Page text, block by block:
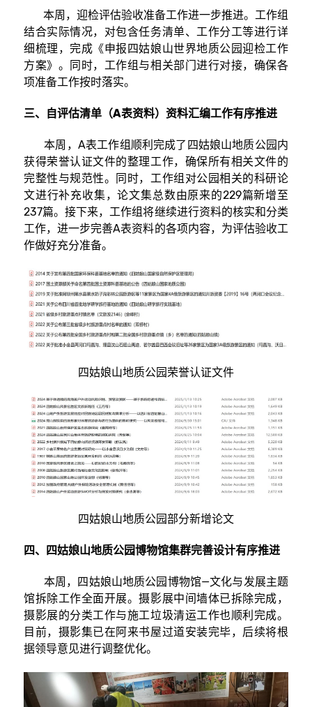
本周，迎检评估验收准备工作进一步推进。工作组
结合实际情况，对包含任务清单、工作分工等进行详
细梳理，完成《申报四姑娘山世界地质公园迎检工作
方案》。同时，工作组与相关部门进行对接，确保各
项准备工作按时落实。
三、自评估清单（A表资料）资料汇编工作有序推进
本周，A表工作组顺利完成了四姑娘山地质公园内
获得荣誉认证文件的整理工作，确保所有相关文件的
完整性与规范性。同时，工作组对公园相关的科研论
文进行补充收集，论文集总数由原来的229篇新增至
237篇。接下来，工作组将继续进行资料的核实和分类
工作，进一步完善A表资料的各项内容，为评估验收工
作做好充分准备。
四姑娘山地质公园荣誉认证文件
四姑娘山地质公园部分新增论文
四、四姑娘山地质公园博物馆集群完善设计有序推进
本周，四姑娘山地质公园博物馆—文化与发展主题
馆拆除工作全面开展。摄影展中间墙体已拆除完成，
摄影展的分类工作与施工垃圾清运工作也顺利完成。
目前，摄影集已在阿来书屋过道安装完毕，后续将根
据领导意见进行调整优化。